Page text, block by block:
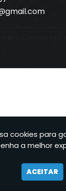
cookies para
a melhor
ACEITAR